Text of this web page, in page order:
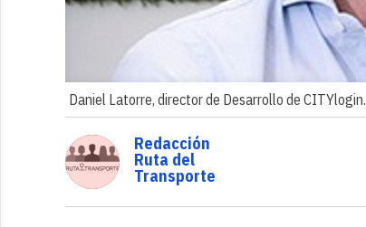
Daniel Latorre, director de Desarrollo de CITYlogin.
Redacción
Ruta del
Transporte